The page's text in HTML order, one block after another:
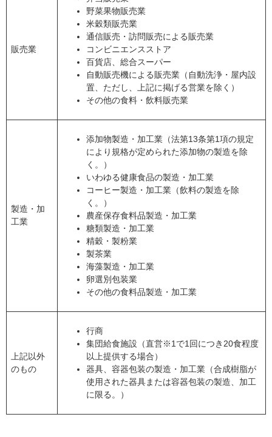
販売業
野菜果物販売業
米穀類販売業
通信販売・訪問販売による販売業
コンビニエンスストア
百貨店、総合スーパー
自動販売機による販売業（自動洗浄・屋内設
置、ただし、上記に掲げる営業を除く）
その他の食料・飲料販売業
製造・加
工業
添加物製造・加工業（法第13条第1項の規定
により規格が定められた添加物の製造を除
く。）
いわゆる健康食品の製造・加工業
コーヒー製造・加工業（飲料の製造を除
く。）
農産保存食料品製造・加工業
糖類製造・加工業
精穀・製粉業
製茶業
海藻製造・加工業
卵選別包装業
その他の食料品製造・加工業
上記以外
のもの
行商
集団給食施設（直営※1で1回につき20食程度
以上提供する場合）
器具、容器包装の製造・加工業（合成樹脂が
使用された器具または容器包装の製造、加工
に限る。）